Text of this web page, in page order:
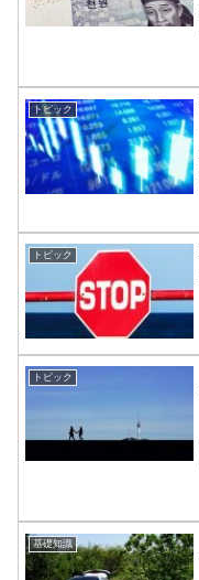
トピック
トピック
トピック
基礎知識